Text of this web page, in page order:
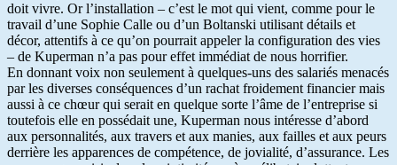
doit vivre. Or l’installation – c’est le mot qui vient, comme pour le
travail d’une Sophie Calle ou d’un Boltanski utilisant détails et
décor, attentifs à ce qu’on pourrait appeler la configuration des vies
– de Kuperman n’a pas pour effet immédiat de nous horrifier.
En donnant voix non seulement à quelques-uns des salariés menacés
par les diverses conséquences d’un rachat froidement financier mais
aussi à ce chœur qui serait en quelque sorte l’âme de l’entreprise si
toutefois elle en possédait une, Kuperman nous intéresse d’abord
aux personnalités, aux travers et aux manies, aux failles et aux peurs
derrière les apparences de compétence, de jovialité, d’assurance. Les